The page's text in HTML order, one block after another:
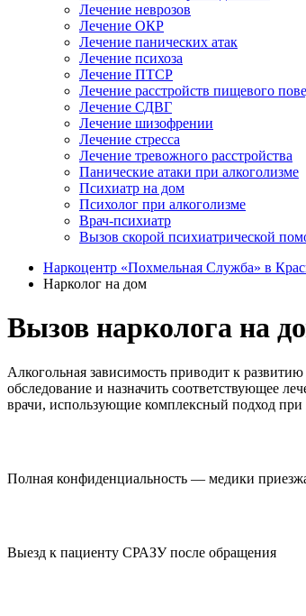
Лечение неврозов
Лечение ОКР
Лечение панических атак
Лечение психоза
Лечение ПТСР
Лечение расстройств пищевого
Лечение СДВГ
Лечение шизофрении
Лечение стресса
Лечение тревожного расстройства
Панические атаки при алкоголизме
Психиатр на дом
Психолог при алкоголизме
Врач-психиатр
Вызов скорой психиатрической
Наркоцентр «Похмельная Служба» в
Нарколог на дом
Вызов нарколога на
Алкогольная зависимость приводит к
обследование и назначить соответствующее
врачи, использующие комплексный подход при
Полная конфиденциальность — медики
Выезд к пациенту СРАЗУ после обращения